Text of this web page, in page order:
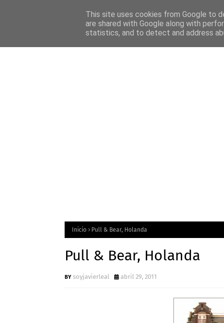
Home Features Menciones
Inicio Pull & Bear, Holanda
Pull & Bear, Holanda
soyjavierleal abril 29, 2011
This site uses cookies from Google to
are shared with Google along with
statistics, and to detect and address